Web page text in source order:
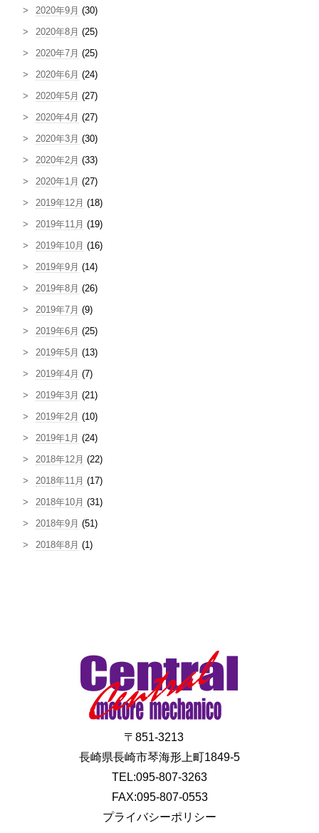
2020年9月 (30)
2020年8月 (25)
2020年7月 (25)
2020年6月 (24)
2020年5月 (27)
2020年4月 (27)
2020年3月 (30)
2020年2月 (33)
2020年1月 (27)
2019年12月 (18)
2019年11月 (19)
2019年10月 (16)
2019年9月 (14)
2019年8月 (26)
2019年7月 (9)
2019年6月 (25)
2019年5月 (13)
2019年4月 (7)
2019年3月 (21)
2019年2月 (10)
2019年1月 (24)
2018年12月 (22)
2018年11月 (17)
2018年10月 (31)
2018年9月 (51)
2018年8月 (1)
〒851-3213
長崎県長崎市琴海形上町1849-5
TEL:095-807-3263
FAX:095-807-0553
プライバシーポリシー